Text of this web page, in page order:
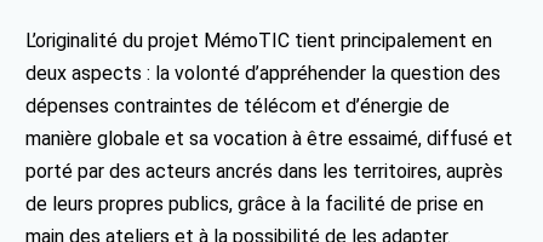
L’originalité du projet MémoTIC tient principalement en
deux aspects : la volonté d’appréhender la question des
dépenses contraintes de télécom et d’énergie de
manière globale et sa vocation à être essaimé, diffusé et
porté par des acteurs ancrés dans les territoires, auprès
de leurs propres publics, grâce à la facilité de prise en
main des ateliers et à la possibilité de les adapter.